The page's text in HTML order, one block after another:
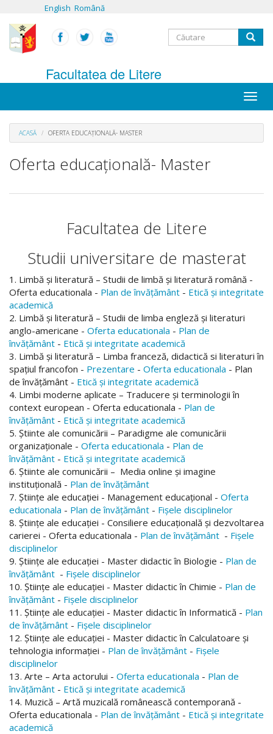
conţinutul
principal
English Română
Formular
căutare
Facultatea de Litere
Toggle
ACASĂ OFERTA EDUCAŢIONALĂ- MASTER
Oferta educaţională- Master
Facultatea de Litere
Studii universitare de masterat
1. Limbă şi literatură – Studii de limbă și literatură română -
Oferta educationala - Plan de învățământ - Etică și integritate
academică
2. Limbă şi literatură – Studii de limba engleză şi literaturi
anglo-americane - Oferta educationala - Plan de
învățământ - Etică și integritate academică
3. Limbă şi literatură – Limba franceză, didactică si literaturi în
spaţiul francofon - Prezentare - Oferta educationala - Plan
de învățământ - Etică și integritate academică
4. Limbi moderne aplicate – Traducere şi terminologii în
context european - Oferta educationala - Plan de
învățământ - Etică și integritate academică
5. Ştiinte ale comunicării – Paradigme ale comunicării
organizaţionale - Oferta educationala - Plan de
învățământ - Etică și integritate academică
6. Ştiinte ale comunicării – Media online şi imagine
instituţională - Plan de învățământ
7. Ştiinţe ale educaţiei - Management educaţional - Oferta
educationala - Plan de învățământ - Fișele disciplinelor
8. Ştiinţe ale educaţiei - Consiliere educațională și dezvoltarea
carierei - Oferta educationala - Plan de învățământ - Fișele
disciplinelor
9. Ştiinţe ale educaţiei - Master didactic în Biologie - Plan de
învățământ - Fișele disciplinelor
10. Ştiinţe ale educaţiei - Master didactic în Chimie - Plan de
învățământ - Fișele disciplinelor
11. Ştiinţe ale educaţiei - Master didactic în Informatică - Plan
de învățământ - Fișele disciplinelor
12. Ştiinţe ale educaţiei - Master didactic în Calculatoare și
tehnologia informației - Plan de învățământ - Fișele
disciplinelor
13. Arte – Arta actorului - Oferta educationala - Plan de
învățământ - Etică și integritate academică
14. Muzică – Artă muzicală românească contemporană -
Oferta educationala - Plan de învățământ - Etică și integritate
academică